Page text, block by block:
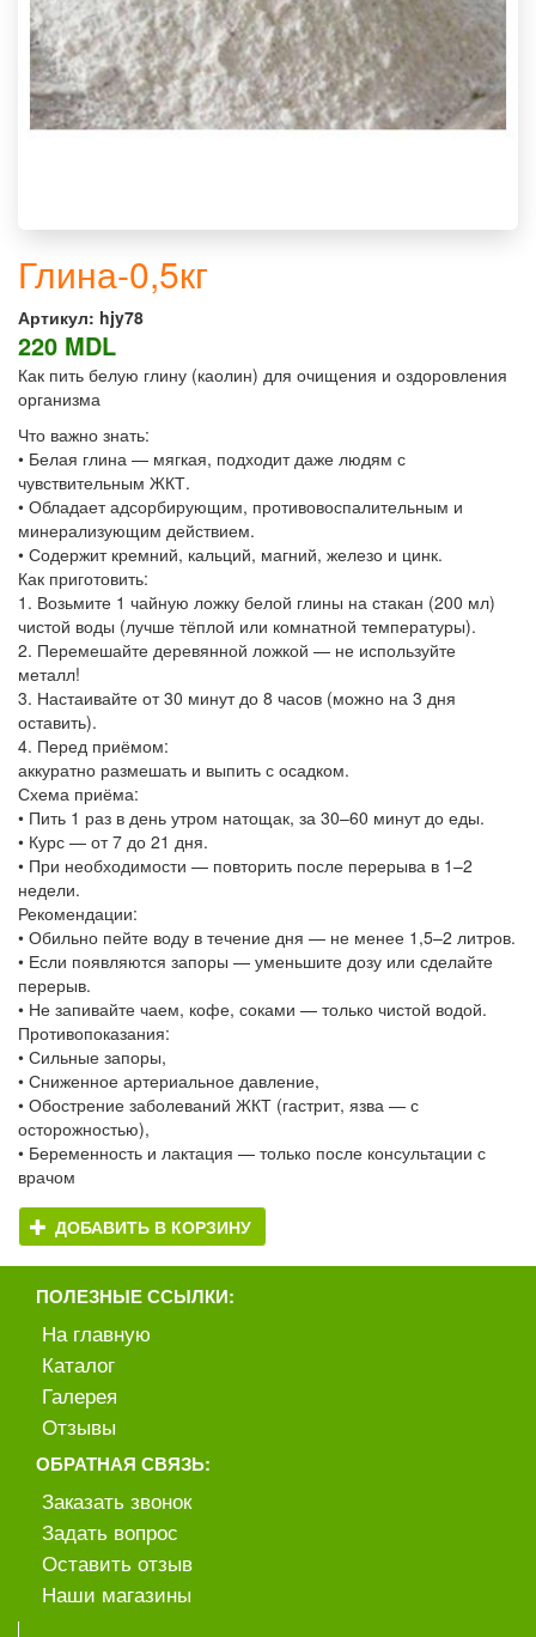
Глина-0,5кг
Артикул: hjy78
220 MDL
Как пить белую глину (каолин) для очищения и оздоровления
организма
Что важно знать:
• Белая глина — мягкая, подходит даже людям с
чувствительным ЖКТ.
• Обладает адсорбирующим, противовоспалительным и
минерализующим действием.
• Содержит кремний, кальций, магний, железо и цинк.
Как приготовить:
1. Возьмите 1 чайную ложку белой глины на стакан (200 мл)
чистой воды (лучше тёплой или комнатной температуры).
2. Перемешайте деревянной ложкой — не используйте
металл!
3. Настаивайте от 30 минут до 8 часов (можно на 3 дня
оставить).
4. Перед приёмом:
аккуратно размешать и выпить с осадком.
Схема приёма:
• Пить 1 раз в день утром натощак, за 30–60 минут до еды.
• Курс — от 7 до 21 дня.
• При необходимости — повторить после перерыва в 1–2
недели.
Рекомендации:
• Обильно пейте воду в течение дня — не менее 1,5–2 литров.
• Если появляются запоры — уменьшите дозу или сделайте
перерыв.
• Не запивайте чаем, кофе, соками — только чистой водой.
Противопоказания:
• Сильные запоры,
• Сниженное артериальное давление,
• Обострение заболеваний ЖКТ (гастрит, язва — с
осторожностью),
• Беременность и лактация — только после консультации с
врачом
ДОБАВИТЬ В КОРЗИНУ
ПОЛЕЗНЫЕ ССЫЛКИ:
На главную
Каталог
Галерея
Отзывы
ОБРАТНАЯ СВЯЗЬ:
Заказать звонок
Задать вопрос
Оставить отзыв
Наши магазины